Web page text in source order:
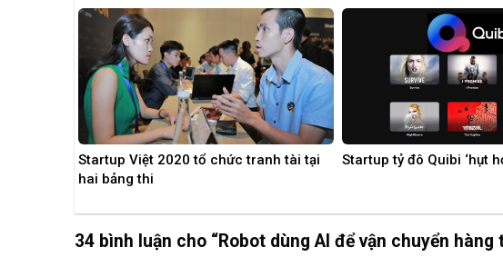
Startup Việt 2020 tổ chức tranh tài tại
hai bảng thi
Startup tỷ đô Quibi ‘hụt
34 bình luận cho “Robot dùng AI để vận chuyển hàng